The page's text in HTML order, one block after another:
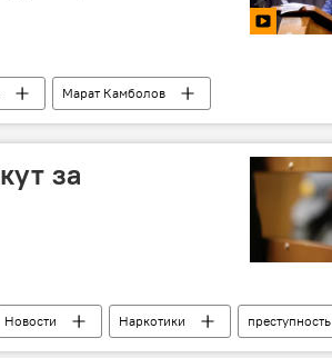
Марат Камболов
Выборы президента Южной Осетии 2026
за
Новости Наркотики
преступность